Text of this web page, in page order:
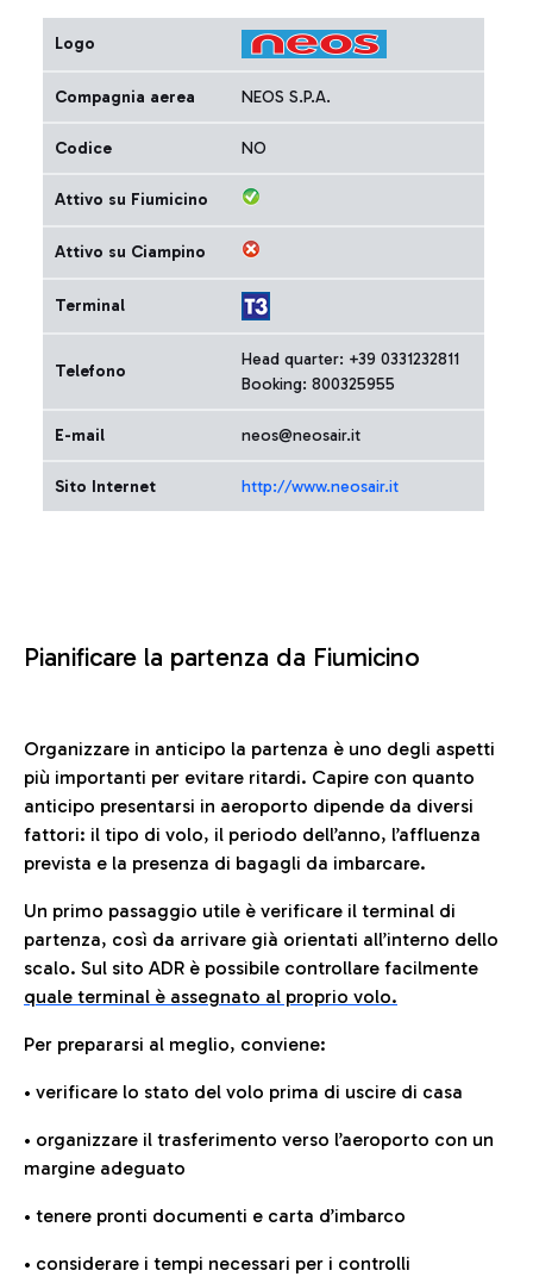
Logo
Compagnia aerea NEOS S.P.A.
Codice NO
Attivo su Fiumicino
Attivo su Ciampino
Terminal
Telefono
Head quarter: +39 0331232811
Booking: 800325955
E-mail neos@neosair.it
Sito Internet http://www.neosair.it
Pianificare la partenza da Fiumicino
Organizzare in anticipo la partenza è uno degli aspetti
più importanti per evitare ritardi. Capire con quanto
anticipo presentarsi in aeroporto dipende da diversi
fattori: il tipo di volo, il periodo dell’anno, l’affluenza
prevista e la presenza di bagagli da imbarcare.
Un primo passaggio utile è verificare il terminal di
partenza, così da arrivare già orientati all’interno dello
scalo. Sul sito ADR è possibile controllare facilmente
quale terminal è assegnato al proprio volo.
Per prepararsi al meglio, conviene:
• verificare lo stato del volo prima di uscire di casa
• organizzare il trasferimento verso l’aeroporto con un
margine adeguato
• tenere pronti documenti e carta d’imbarco
• considerare i tempi necessari per i controlli